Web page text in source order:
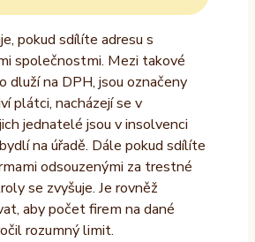
pokud sdílíte adresu s
společnostmi. Mezi takové
dluží na DPH, jsou označeny
plátci, nacházejí se v
jednatelé jsou v insolvenci
na úřadě. Dále pokud sdílíte
odsouzenými za trestné
se zvyšuje. Je rovněž
aby počet firem na dané
rozumný limit.